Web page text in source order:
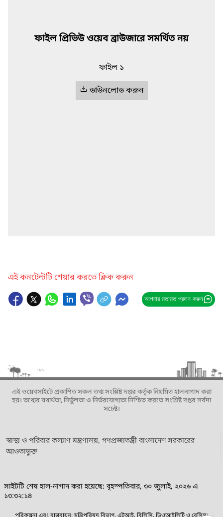
ফাইল প্রিভিউ ওয়েব ব্রাউজারে সমর্থিত নয়
ফাইল ১
ডাউনলোড করুন
এই কনটেন্টটি শেয়ার করতে ক্লিক করুন
আপনার মতামত প্রদান করুন
এই ওয়েবসাইটে প্রকাশিত সকল তথ্য সংশ্লিষ্ট দপ্তর কর্তৃক নিয়মিত হালনাগাদ করা
হয়। তথ্যের যথার্থতা, নির্ভুলতা ও নির্ভরযোগ্যতা নিশ্চিত করতে সংশ্লিষ্ট দপ্তর সর্বদা
সচেষ্ট।
স্বাস্থ্য ও পরিবার কল্যাণ মন্ত্রণালয়, গণপ্রজাতন্ত্রী বাংলাদেশ সরকারের
আওতাভুক্ত
সাইটটি শেষ হাল-নাগাদ করা হয়েছে: বৃহস্পতিবার, ৩০ জুলাই, ২০২৬ এ
১৩:৩২:১৪
পরিকল্পনা এবং বাস্তবায়ন: মন্ত্রিপরিষদ বিভাগ, এটুআই, বিসিসি, ডিওআইসিটি ও বেসিস।